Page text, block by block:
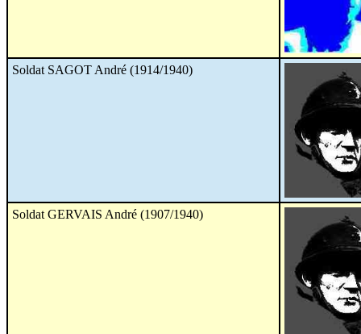
Soldat SAGOT André (1914/1940)
Soldat GERVAIS André (1907/1940)